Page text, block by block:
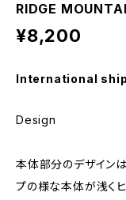
RIDGE
¥8,200
International
Design
本体部分のデザイン
プの様な本体が浅く